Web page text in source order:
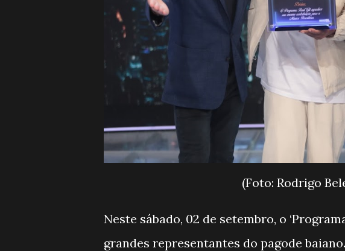
(Foto: Rodrigo
Neste sábado, 02 de setembro, o
grandes representantes do pagode